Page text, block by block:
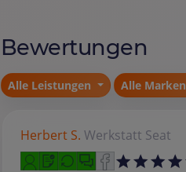
Bewertungen
Alle Leistungen Alle Marken
Herbert S. Werkstatt Seat